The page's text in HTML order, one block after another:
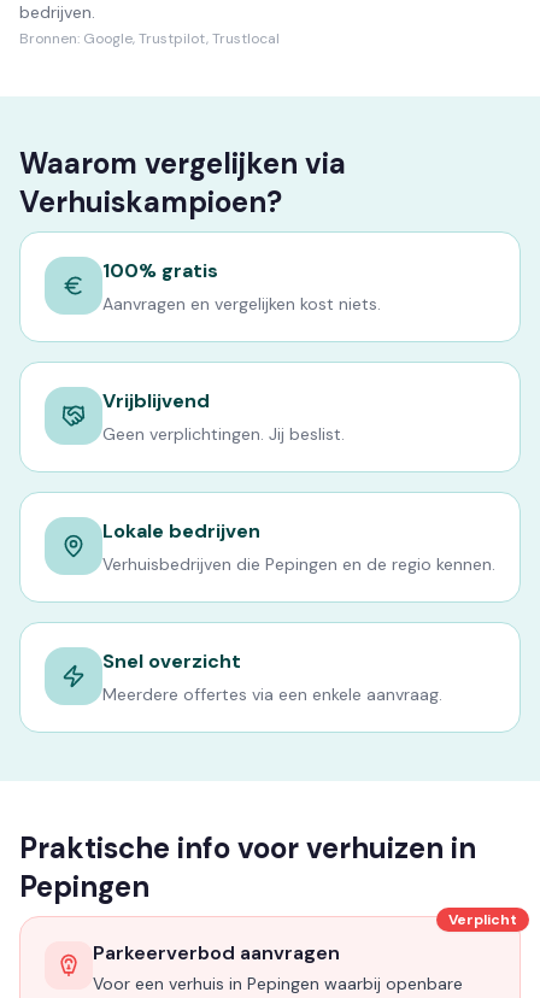
bedrijven.
Bronnen: Google, Trustpilot, Trustlocal
Waarom vergelijken via
Verhuiskampioen?
100% gratis
Aanvragen en vergelijken kost niets.
Vrijblijvend
Geen verplichtingen. Jij beslist.
Lokale bedrijven
Verhuisbedrijven die Pepingen en de regio kennen.
Snel overzicht
Meerdere offertes via een enkele aanvraag.
Praktische info voor verhuizen in
Pepingen
Verplicht
Parkeerverbod aanvragen
Voor een verhuis in Pepingen waarbij openbare